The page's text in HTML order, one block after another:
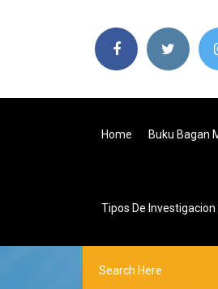
Home Buku Bagan
Tipos De